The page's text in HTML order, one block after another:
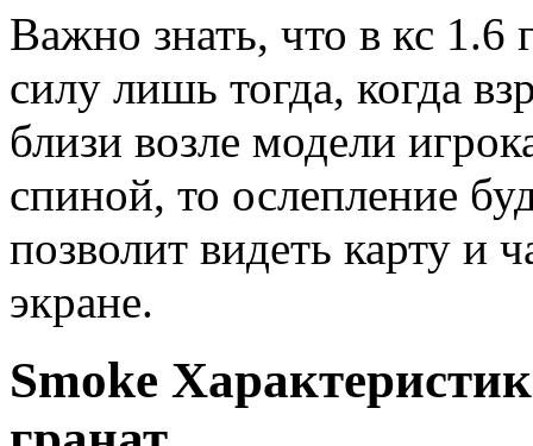
Важно знать, что в кс 1.6
силу лишь тогда, когда
близи возле модели
спиной, то ослепление
позволит видеть карту и
экране.
Smoke